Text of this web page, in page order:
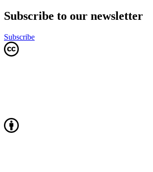
Subscribe to our newsletter
Subscribe